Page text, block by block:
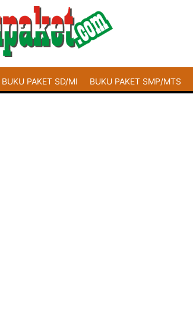
BUKU PAKET SD/MI BUKU PAKET SMP/MTS